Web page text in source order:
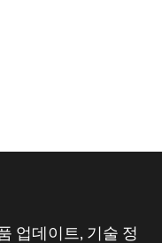
업데이트, 기술 정